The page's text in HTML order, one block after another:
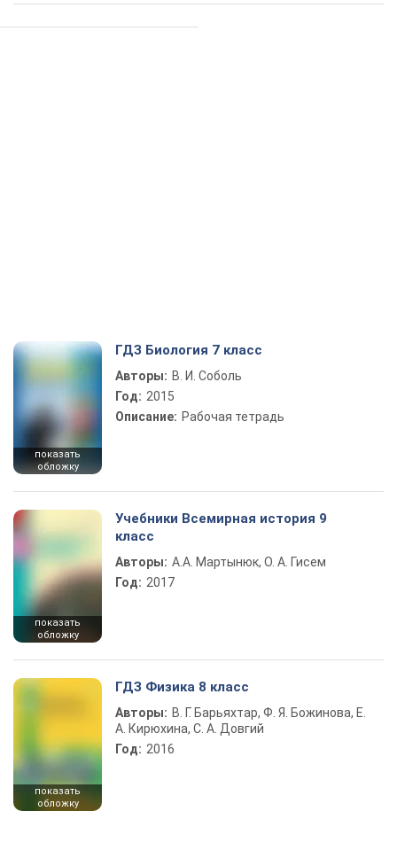
показать
обложку
ГДЗ Биология 7 класс
Авторы: В. И. Соболь
Год: 2015
Описание: Рабочая тетрадь
показать
обложку
Учебники Всемирная история 9
класс
Авторы: А.А. Мартынюк, О. А. Гисем
Год: 2017
показать
обложку
ГДЗ Физика 8 класс
Авторы: В. Г. Барьяхтар, Ф. Я. Божинова, Е.
А. Кирюхина, С. А. Довгий
Год: 2016